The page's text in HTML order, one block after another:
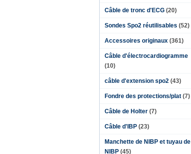
Câble de tronc d'ECG (20)
Sondes Spo2 réutilisables (52)
Accessoires originaux (361)
Câble d'électrocardiogramme
(10)
câble d'extension spo2 (43)
Fondre des protections/plat (7)
Câble de Holter (7)
Câble d'IBP (23)
Manchette de NIBP et tuyau de
NIBP (45)